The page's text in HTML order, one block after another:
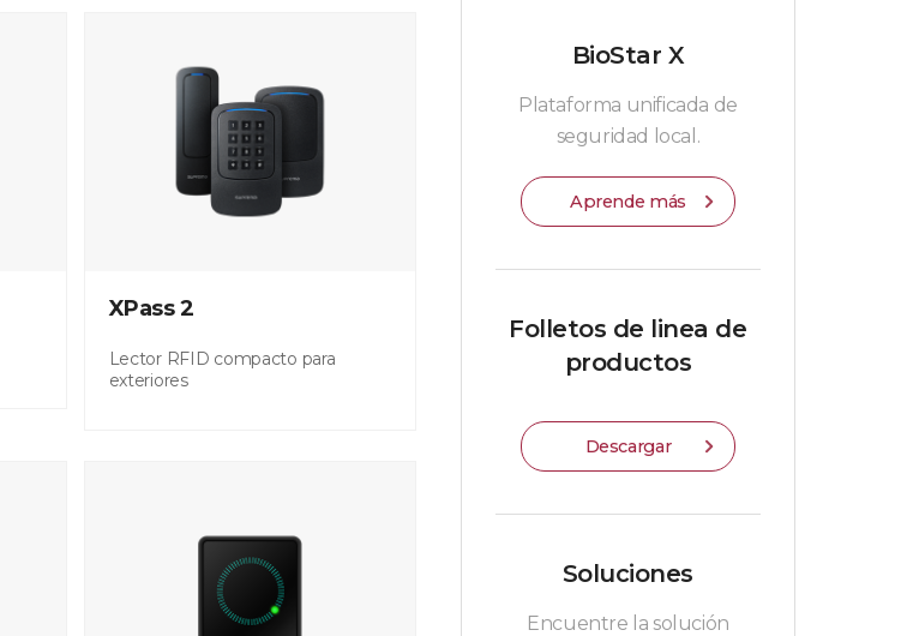
XPass 2
Lector RFID compacto para
exteriores
BioStar X
Plataforma unificada de
seguridad local.
Aprende más
Folletos de linea de
productos
Descargar
Soluciones
Encuentre la solución